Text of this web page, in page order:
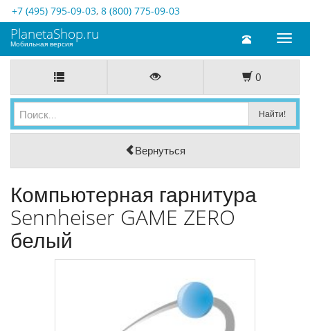
+7 (495) 795-09-03, 8 (800) 775-09-03
Toggle
PlanetaShop.ru
Мобильная версия
0
Вернуться
Компьютерная гарнитура
Sennheiser GAME ZERO
белый